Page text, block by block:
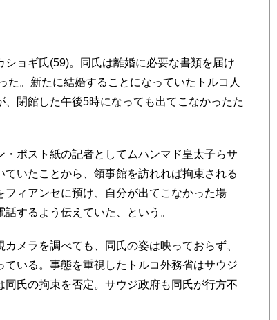
ョギ氏(59)。同氏は離婚に必要な書類を届け
た。新たに結婚することになっていたトルコ人
閉館した午後5時になっても出てこなかったた
ポスト紙の記者としてムハンマド皇太子らサ
いたことから、領事館を訪れれば拘束される
ィアンセに預け、自分が出てこなかった場
するよう伝えていた、という。
メラを調べても、同氏の姿は映っておらず、
いる。事態を重視したトルコ外務省はサウジ
氏の拘束を否定。サウジ政府も同氏が行方不